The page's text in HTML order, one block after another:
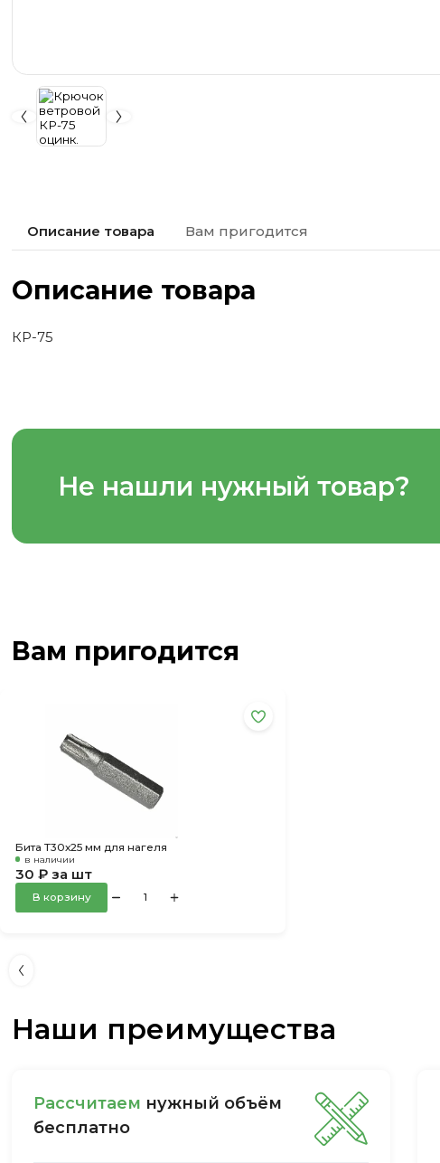
Описание товара Вам пригодится
Описание товара
КР-75
Не нашли нужный товар?
Вам пригодится
Бита Т30х25 мм для нагеля
в наличии
30 ₽ за шт
В корзину
Наши преимущества
Рассчитаем нужный объём
бесплатно